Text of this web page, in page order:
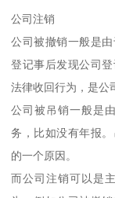
公司注销
公司被撤销一般是
登记事后发现公司
法律收回行为，是公
公司被吊销一般是
务，比如没有年报
的一个原因。
而公司注销可以是